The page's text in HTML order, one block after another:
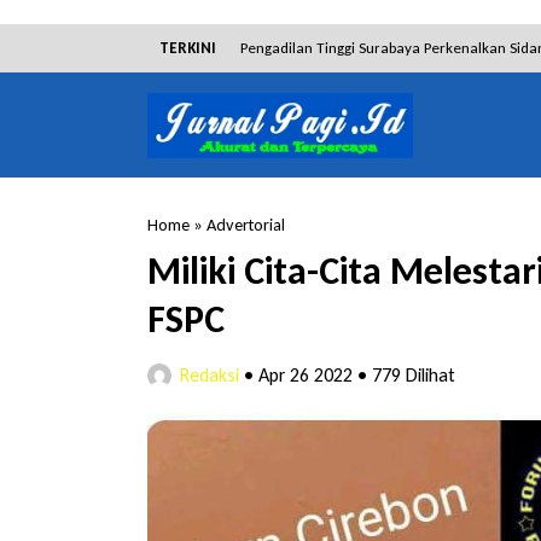
TERKINI Pengadilan Tinggi Surabaya Perkenalkan
Dibantah Terdakwa Ranto Hensa, Salim
Tim Tabur Kejari Surabaya Ringkus Mulia
Hakim Sebut Saksi Beruntung Tak Terseret
Home » Advertorial
Miliki Cita-Cita
FSPC
Redaksi • Apr 26 2022 • 779 Dilihat